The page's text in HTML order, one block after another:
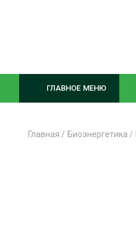
ГЛАВНОЕ МЕНЮ
Главная / Биоэнергетика /